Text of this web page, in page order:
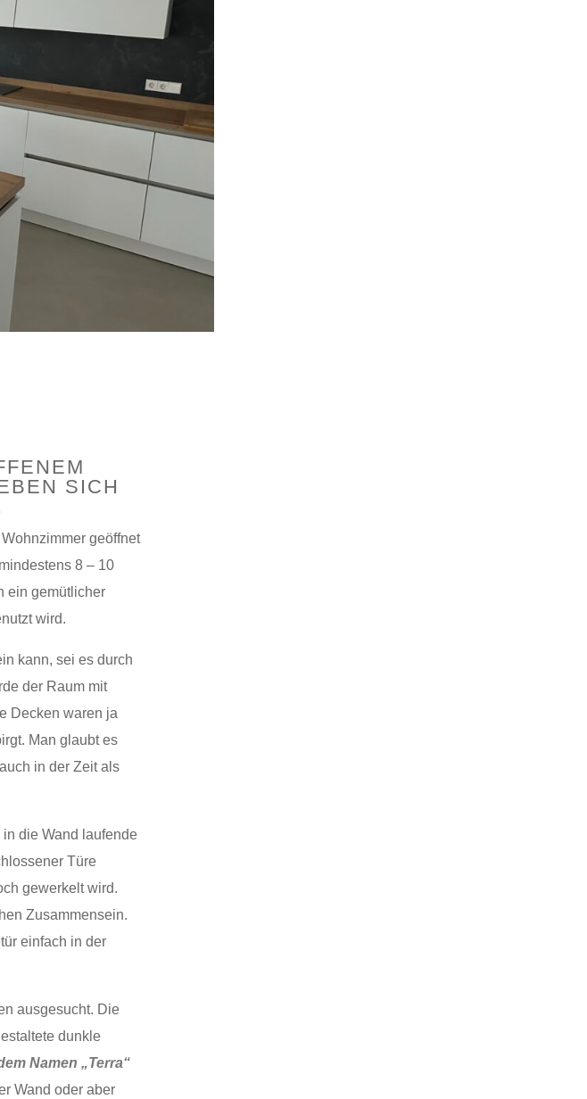
E
SICH A
geöffnet
8 – 10
ein gemütlicher
wird.
kann, sei es durch
der Raum mit
Decken waren ja
Man glaubt es
in der Zeit als
die Wand laufende
Türe
gewerkelt wird.
Zusammensein.
einfach in der
ausgesucht. Die
dunkle
Namen „Terra“
Wand oder aber